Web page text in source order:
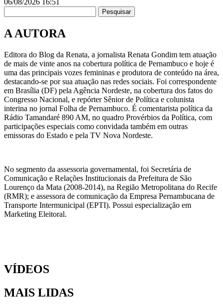
06/08/2026 16:51
Pesquisar
A AUTORA
Editora do Blog da Renata, a jornalista Renata Gondim tem atuação
de mais de vinte anos na cobertura política de Pernambuco e hoje é
uma das principais vozes femininas e produtora de conteúdo na área,
destacando-se por sua atuação nas redes sociais. Foi correspondente
em Brasília (DF) pela Agência Nordeste, na cobertura dos fatos do
Congresso Nacional, e repórter Sênior de Política e colunista
interina no jornal Folha de Pernambuco. É comentarista política da
Rádio Tamandaré 890 AM, no quadro Provérbios da Política, com
participações especiais como convidada também em outras
emissoras do Estado e pela TV Nova Nordeste.
No segmento da assessoria governamental, foi Secretária de
Comunicação e Relações Institucionais da Prefeitura de São
Lourenço da Mata (2008-2014), na Região Metropolitana do Recife
(RMR); e assessora de comunicação da Empresa Pernambucana de
Transporte Intermunicipal (EPTI). Possui especialização em
Marketing Eleitoral.
VÍDEOS
MAIS LIDAS